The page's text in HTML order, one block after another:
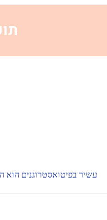
עשיר בפיטואסטרוגנים הוא